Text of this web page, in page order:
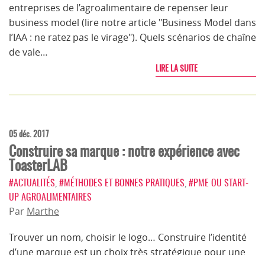
entreprises de l’agroalimentaire de repenser leur
business model (lire notre article "Business Model dans
l’IAA : ne ratez pas le virage"). Quels scénarios de chaîne
de vale…
LIRE LA SUITE
05 déc. 2017
Construire sa marque : notre expérience avec
ToasterLAB
#ACTUALITÉS #MÉTHODES ET BONNES PRATIQUES #PME OU START-
UP AGROALIMENTAIRES
Par Marthe
Trouver un nom, choisir le logo… Construire l’identité
d’une marque est un choix très stratégique pour une